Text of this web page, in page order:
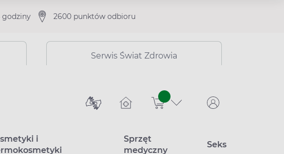
godziny 2600 punktów odbioru
Serwis Świat Zdrowia
sztuk
i
Sprzęt
medyczny
Seks